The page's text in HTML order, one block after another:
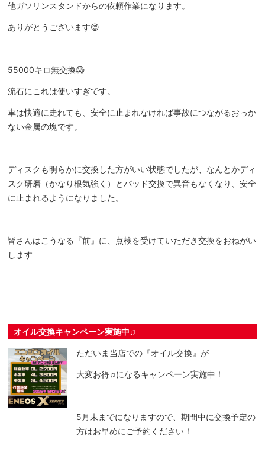
他ガソリンスタンドからの依頼作業になります。
ありがとうございます😊
55000キロ無交換😱
流石にこれは使いすぎです。
車は快適に走れても、安全に止まれなければ事故につながるおっか
ない金属の塊です。
ディスクも明らかに交換した方がいい状態でしたが、なんとかディ
スク研磨（かなり根気強く）とパッド交換で異音もなくなり、安全
に止まれるようになりました。
皆さんはこうなる『前』に、点検を受けていただき交換をおねがい
します
オイル交換キャンペーン実施中♫
ただいま当店での『オイル交換』が
大変お得♫になるキャンペーン実施中！
5月末までになりますので、期間中に交換予定の
方はお早めにご予約ください！